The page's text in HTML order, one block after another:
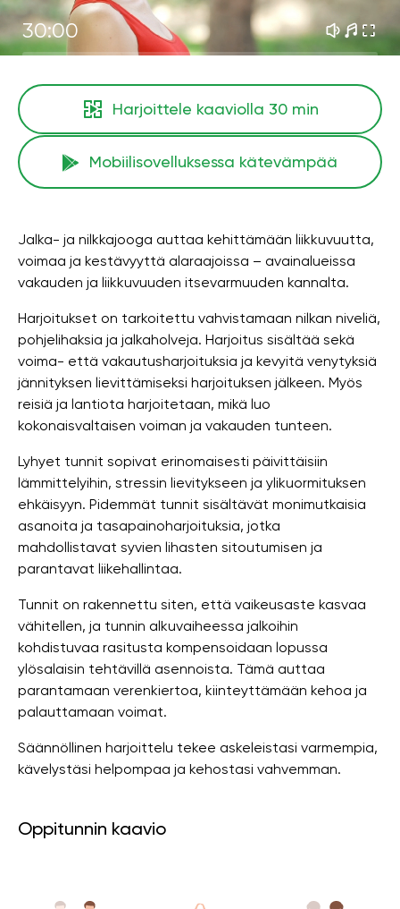
30:00
Harjoittele kaaviolla 30 min
Mobiilisovelluksessa kätevämpää
Jalka- ja nilkkajooga auttaa kehittämään liikkuvuutta,
voimaa ja kestävyyttä alaraajoissa – avainalueissa
vakauden ja liikkuvuuden itsevarmuuden kannalta.
Harjoitukset on tarkoitettu vahvistamaan nilkan niveliä,
pohjelihaksia ja jalkaholveja. Harjoitus sisältää sekä
voima- että vakautusharjoituksia ja kevyitä venytyksiä
jännityksen lievittämiseksi harjoituksen jälkeen. Myös
reisiä ja lantiota harjoitetaan, mikä luo
kokonaisvaltaisen voiman ja vakauden tunteen.
Lyhyet tunnit sopivat erinomaisesti päivittäisiin
lämmittelyihin, stressin lievitykseen ja ylikuormituksen
ehkäisyyn. Pidemmät tunnit sisältävät monimutkaisia ​​
asanoita ja tasapainoharjoituksia, jotka
mahdollistavat syvien lihasten sitoutumisen ja
parantavat liikehallintaa.
Tunnit on rakennettu siten, että vaikeusaste kasvaa
vähitellen, ja tunnin alkuvaiheessa jalkoihin
kohdistuvaa rasitusta kompensoidaan lopussa
ylösalaisin tehtävillä asennoista. Tämä auttaa
parantamaan verenkiertoa, kiinteyttämään kehoa ja
palauttamaan voimat.
Säännöllinen harjoittelu tekee askeleistasi varmempia,
kävelystäsi helpompaa ja kehostasi vahvemman.
Oppitunnin kaavio